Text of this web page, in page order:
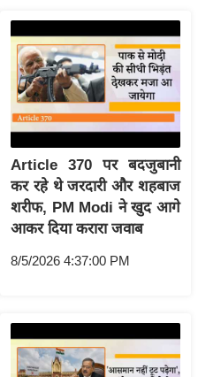
Article 370 पर बदजुबानी
कर रहे थे जरदारी और शहबाज
शरीफ, PM Modi ने खुद आगे
आकर दिया करारा जवाब
8/5/2026 4:37:00 PM